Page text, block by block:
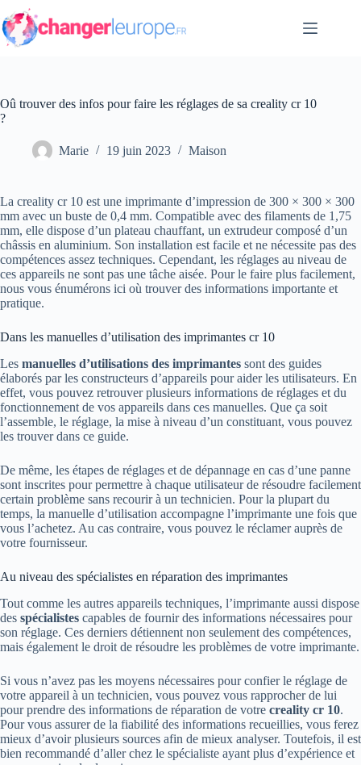
Passer
au
contenu
Oû trouver des infos pour faire les réglages de sa creality cr 10
?
Marie 19 juin 2023 Maison
La creality cr 10 est une imprimante d’impression de 300 × 300 × 300
mm avec un buste de 0,4 mm. Compatible avec des filaments de 1,75
mm, elle dispose d’un plateau chauffant, un extrudeur composé d’un
châssis en aluminium. Son installation est facile et ne nécessite pas des
compétences assez techniques. Cependant, les réglages au niveau de
ces appareils ne sont pas une tâche aisée. Pour le faire plus facilement,
nous vous énumérons ici où trouver des informations importante et
pratique.
Dans les manuelles d’utilisation des imprimantes cr 10
Les manuelles d’utilisations des imprimantes sont des guides
élaborés par les constructeurs d’appareils pour aider les utilisateurs. En
effet, vous pouvez retrouver plusieurs informations de réglages et du
fonctionnement de vos appareils dans ces manuelles. Que ça soit
l’assemble, le réglage, la mise à niveau d’un constituant, vous pouvez
les trouver dans ce guide.
De même, les étapes de réglages et de dépannage en cas d’une panne
sont inscrites pour permettre à chaque utilisateur de résoudre facilement
certain problème sans recourir à un technicien. Pour la plupart du
temps, la manuelle d’utilisation accompagne l’imprimante une fois que
vous l’achetez. Au cas contraire, vous pouvez le réclamer auprès de
votre fournisseur.
Au niveau des spécialistes en réparation des imprimantes
Tout comme les autres appareils techniques, l’imprimante aussi dispose
des spécialistes capables de fournir des informations nécessaires pour
son réglage. Ces derniers détiennent non seulement des compétences,
mais également le droit de résoudre les problèmes de votre imprimante.
Si vous n’avez pas les moyens nécessaires pour confier le réglage de
votre appareil à un technicien, vous pouvez vous rapprocher de lui
pour prendre des informations de réparation de votre creality cr 10.
Pour vous assurer de la fiabilité des informations recueillies, vous ferez
mieux d’avoir plusieurs sources afin de mieux analyser. Toutefois, il est
bien recommandé d’aller chez le spécialiste ayant plus d’expérience et